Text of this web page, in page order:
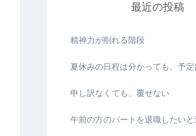
最近の投稿
精神力が削れる階段
夏休みの日程は分かっても、予定
申し訳なくても、覆せない
午前の方のパートを退職したいと